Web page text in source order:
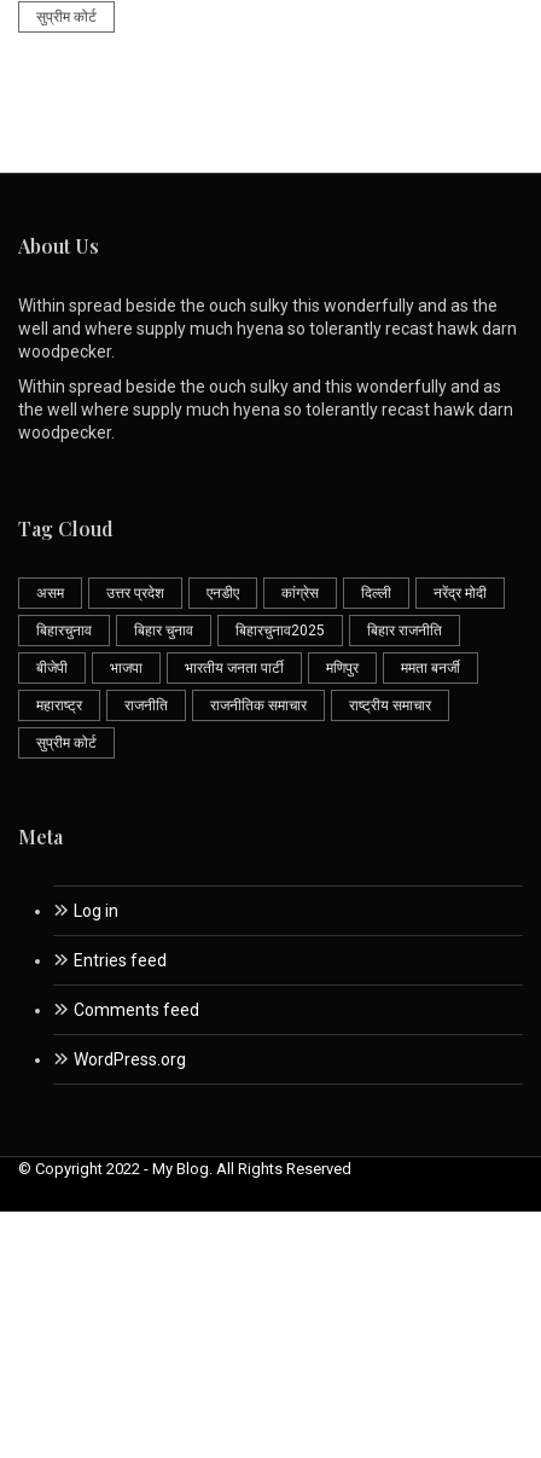
सुप्रीम कोर्ट
About Us
Within spread beside the ouch sulky this wonderfully and as the
well and where supply much hyena so tolerantly recast hawk darn
woodpecker.
Within spread beside the ouch sulky and this wonderfully and as
the well where supply much hyena so tolerantly recast hawk darn
woodpecker.
Tag Cloud
असम उत्तर प्रदेश एनडीए कांग्रेस दिल्ली नरेंद्र मोदी
बिहारचुनाव बिहार चुनाव बिहारचुनाव2025 बिहार राजनीति
बीजेपी भाजपा भारतीय जनता पार्टी मणिपुर ममता बनर्जी
महाराष्ट्र राजनीति राजनीतिक समाचार राष्ट्रीय समाचार
सुप्रीम कोर्ट
Meta
Log in
Entries feed
Comments feed
WordPress.org
© Copyright 2022 - My Blog. All Rights Reserved